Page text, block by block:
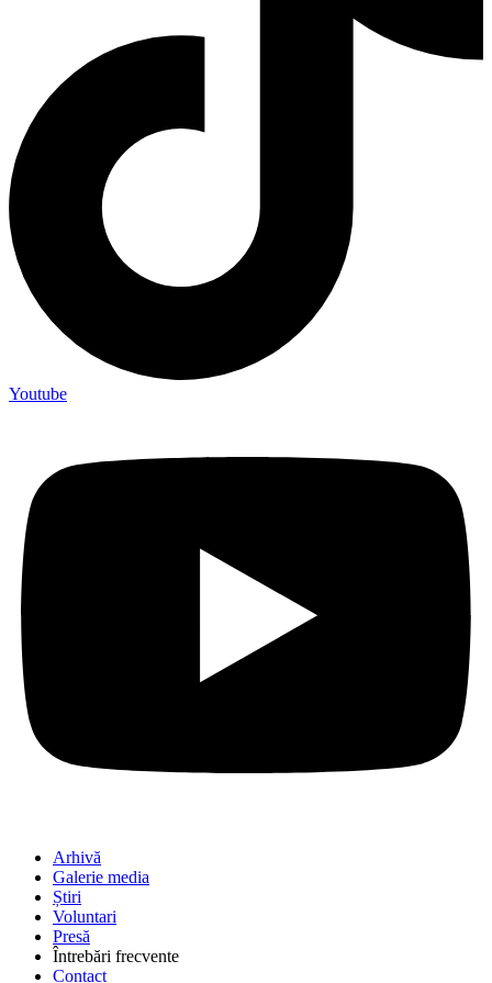
Youtube
Arhivă
Galerie media
Știri
Voluntari
Presă
Întrebări frecvente
Contact